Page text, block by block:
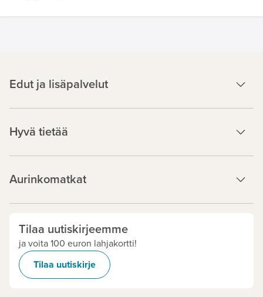
Edut ja lisäpalvelut
Hyvä tietää
Aurinkomatkat
Tilaa uutiskirjeemme
ja voita 100 euron lahjakortti!
Tilaa uutiskirje